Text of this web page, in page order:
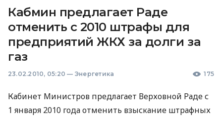
Кабмин предлагает Раде
отменить с 2010 штрафы для
предприятий ЖКХ за долги за
газ
23.02.2010, 05:20 — Энергетика 175
Кабинет Министров предлагает Верховной Раде с
1 января 2010 года отменить взыскание штрафных